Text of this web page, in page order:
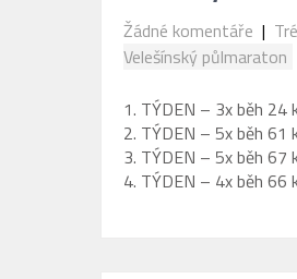
Žádné komentáře |
Velešínský půlmaraton
1. TÝDEN – 3x běh 24
2. TÝDEN – 5x běh 61
3. TÝDEN – 5x běh 67
4. TÝDEN – 4x běh 66